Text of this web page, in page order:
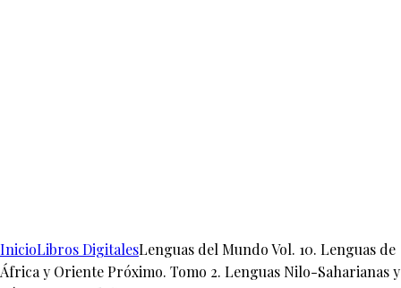
InicioLibros DigitalesLenguas del Mundo Vol. 10. Lenguas de
África y Oriente Próximo. Tomo 2. Lenguas Nilo-Saharianas y